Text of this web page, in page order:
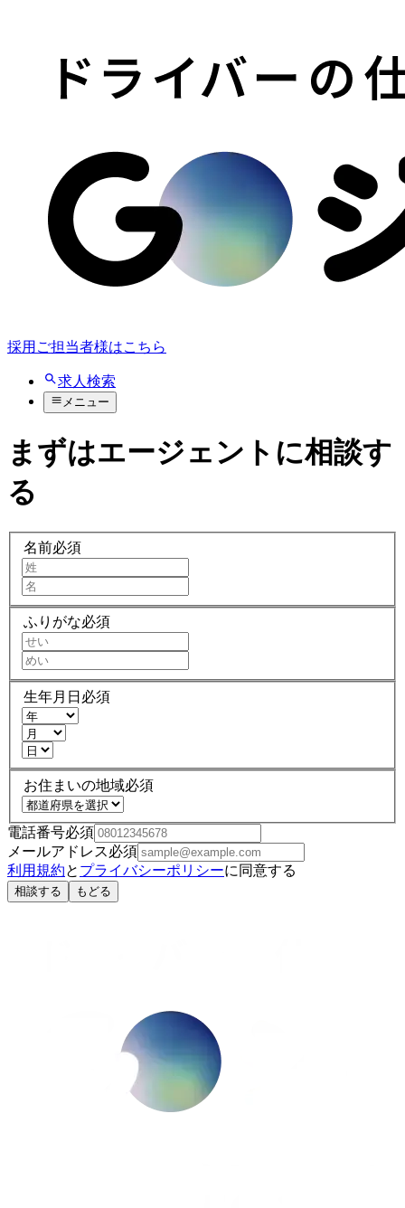
採用ご担当者様はこちら
求人検索
メニュー
まずはエージェントに相談す
る
名前必須
ふりがな必須
生年月日 必須
お住まいの地域必須
電話番号必須
メールアドレス必須
利用規約と プライバシーポリシーに同意する
相談する もどる